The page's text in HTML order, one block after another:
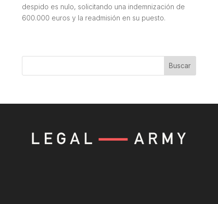
despido es nulo, solicitando una indemnización de
600.000 euros y la readmisión en su puesto.
Buscar